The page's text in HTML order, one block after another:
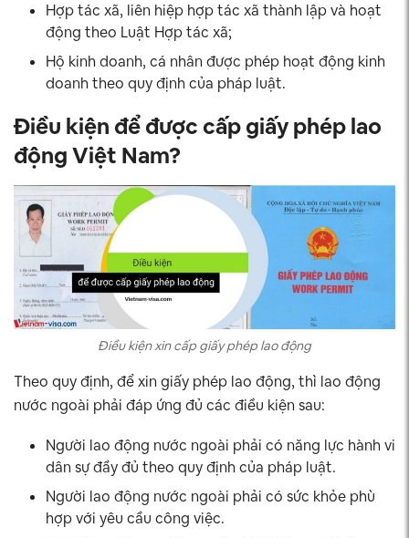
Hợp tác xã, liên hiệp hợp tác xã thành lập và hoạt
động theo Luật Hợp tác xã;
Hộ kinh doanh, cá nhân được phép hoạt động kinh
doanh theo quy định của pháp luật.
Điều kiện để được cấp giấy phép lao
động Việt Nam?
Điều kiện xin cấp giấy phép lao động
Theo quy định, để xin giấy phép lao động, thì lao động
nước ngoài phải đáp ứng đủ các điều kiện sau:
Người lao động nước ngoài phải có năng lực hành vi
dân sự đầy đủ theo quy định của pháp luật.
Người lao động nước ngoài phải có sức khỏe phù
hợp với yêu cầu công việc.